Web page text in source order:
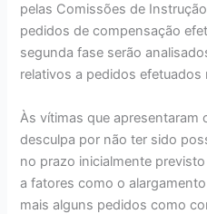
pelas Comissões de
pedidos de compensação
segunda fase serão
relativos a pedidos efetuados
Às vítimas que apresentaram
desculpa por não ter sido
no prazo inicialmente
a fatores como o
mais alguns pedidos como